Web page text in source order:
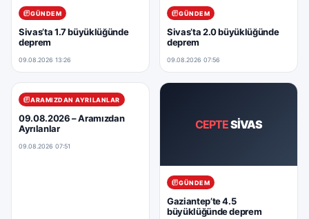
GÜNDEM
Sivas’ta 1.7 büyüklüğünde
deprem
09.08.2026 13:26
GÜNDEM
Sivas’ta 2.0 büyüklüğünde
deprem
09.08.2026 07:56
ARAMIZDAN AYRILANLAR
09.08.2026 – Aramızdan
Ayrılanlar
09.08.2026 07:51
CEPTESİVAS
GÜNDEM
Gaziantep’te 4.5
büyüklüğünde deprem